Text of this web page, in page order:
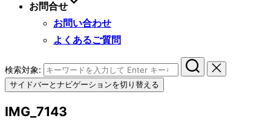
お問合せ
お問い合わせ
よくあるご質問
検索対象:
サイドバーとナビゲーションを切り替える
IMG_7143